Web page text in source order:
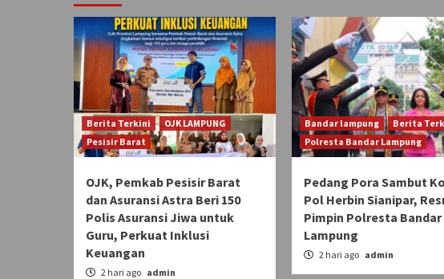
Berita Terkini
OJK LAMPUNG
Pesisir Barat
OJK, Pemkab Pesisir Barat
dan Asuransi Astra Beri 150
Polis Asuransi Jiwa untuk
Guru, Perkuat Inklusi
Keuangan
2 hari ago admin
Bandar lampung
Berita
Polresta Bandar Lampung
Pedang Pora Sambut
Pol Herbin Sianipar,
Pimpin Polresta Bandar
Lampung
2 hari ago admin